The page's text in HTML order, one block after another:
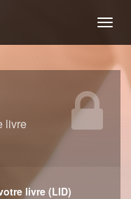
livre
livre (LID)